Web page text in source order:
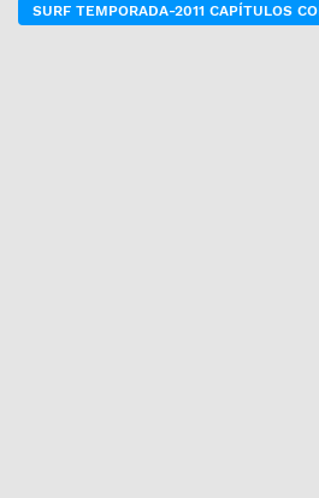
SURF TEMPORADA-2011 CAPÍTULOS